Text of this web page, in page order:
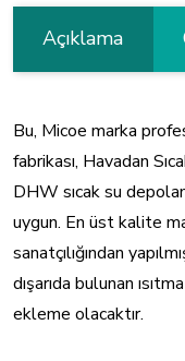
Açıklama
Bu, Micoe marka
fabrikası, Havadan
DHW sıcak su
uygun. En üst kalite
sanatçılığından
dışarıda bulunan
ekleme olacaktır.